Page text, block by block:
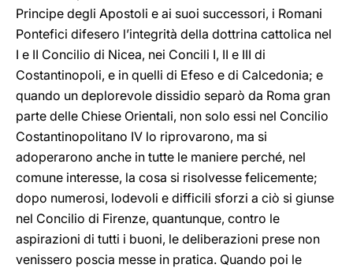
Principe degli Apostoli e ai suoi successori, i Romani
Pontefici difesero l’integrità della dottrina cattolica nel
I e II Concilio di Nicea, nei Concili I, II e III di
Costantinopoli, e in quelli di Efeso e di Calcedonia; e
quando un deplorevole dissidio separò da Roma gran
parte delle Chiese Orientali, non solo essi nel Concilio
Costantinopolitano IV lo riprovarono, ma si
adoperarono anche in tutte le maniere perché, nel
comune interesse, la cosa si risolvesse felicemente;
dopo numerosi, lodevoli e difficili sforzi a ciò si giunse
nel Concilio di Firenze, quantunque, contro le
aspirazioni di tutti i buoni, le deliberazioni prese non
venissero poscia messe in pratica. Quando poi le